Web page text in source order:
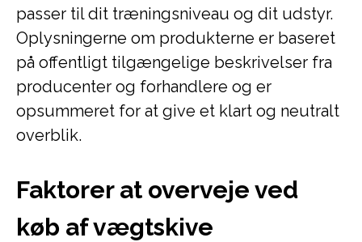
passer til dit træningsniveau og dit udstyr.
Oplysningerne om produkterne er baseret
på offentligt tilgængelige beskrivelser fra
producenter og forhandlere og er
opsummeret for at give et klart og neutralt
overblik.
Faktorer at overveje ved
køb af vægtskive